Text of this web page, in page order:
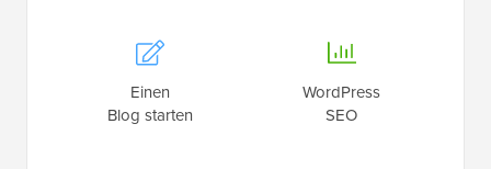
Einen
Blog starten
WordPress
SEO